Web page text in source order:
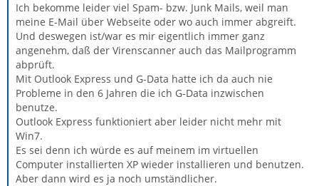
Ich bekomme leider viel Spam- bzw. Junk Mails, weil man
meine E-Mail über Webseite oder wo auch immer abgreift.
Und deswegen ist/war es mir eigentlich immer ganz
angenehm, daß der Virenscanner auch das Mailprogramm
abprüft.
Mit Outlook Express und G-Data hatte ich da auch nie
Probleme in den 6 Jahren die ich G-Data inzwischen
benutze.
Outlook Express funktioniert aber leider nicht mehr mit
Win7.
Es sei denn ich würde es auf meinem im virtuellen
Computer installierten XP wieder installieren und benutzen.
Aber dann wird es ja noch umständlicher.